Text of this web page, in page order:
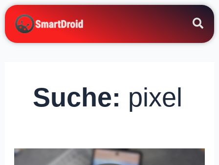
Zum
Inhalt
springen
Suche: pixel